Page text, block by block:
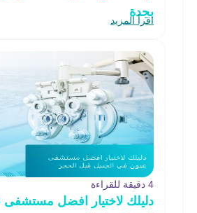
بجدة
اقرأ المزيد
4 دقيقة للقراءة
دليلك لاختيار افضل